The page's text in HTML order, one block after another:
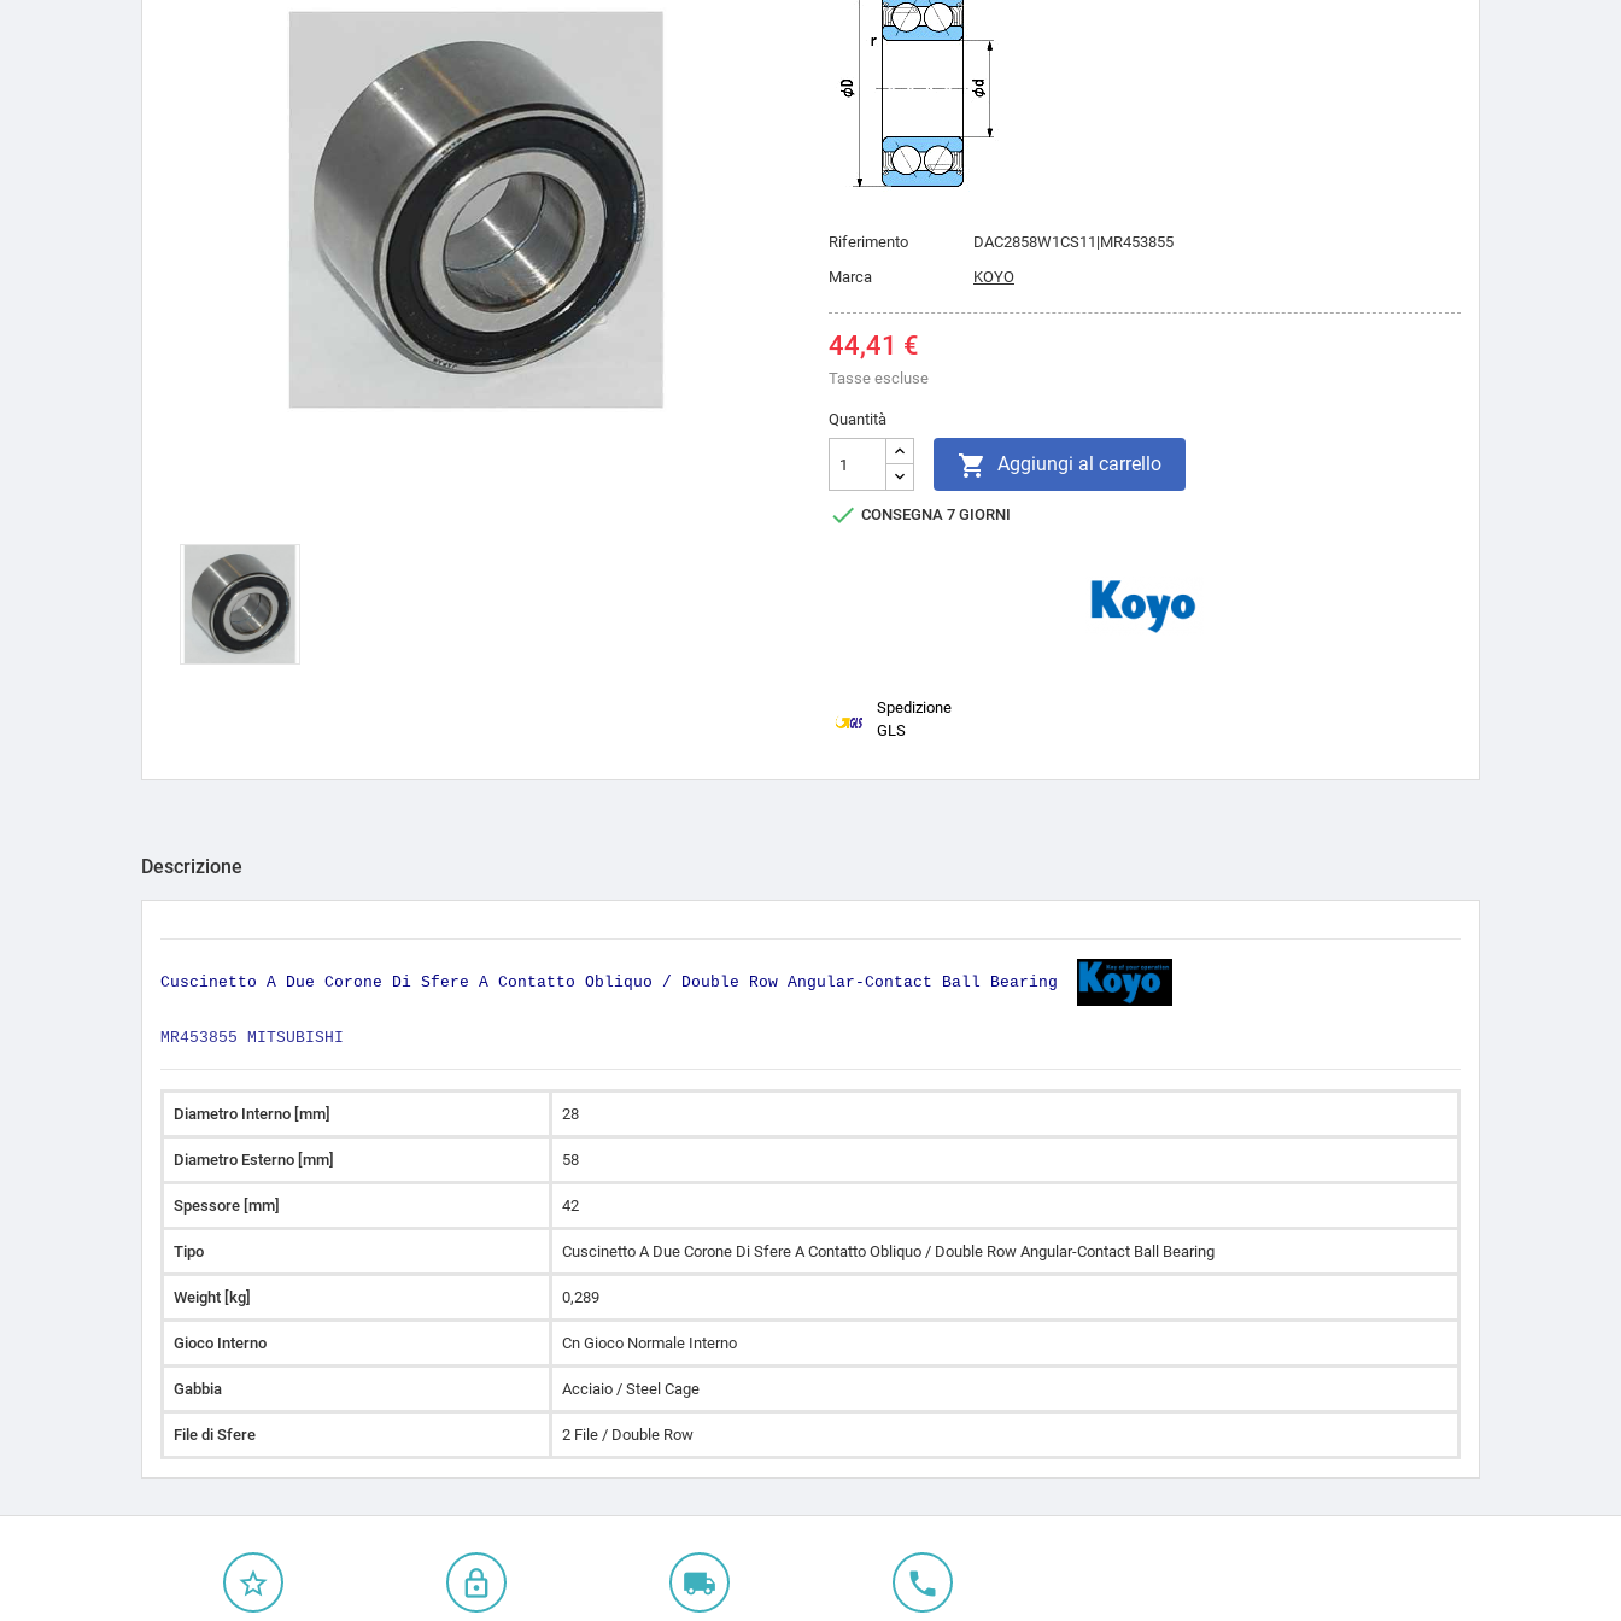
Riferimento
DAC2858W1CS11|MR453855
Marca
KOYO
44,41 €
Tasse escluse
Quantità
 Aggiungi al carrello
 CONSEGNA 7 GIORNI
Spedizione
GLS
Descrizione
Cuscinetto A Due Corone Di Sfere A Contatto Obliquo / Double Row Angular-Contact Ball Bearing
MR453855 MITSUBISHI
Diametro Interno [mm] 28
Diametro Esterno [mm] 58
Spessore [mm] 42
Tipo Cuscinetto A Due Corone Di Sfere A Contatto Obliquo / Double Row Angular-Contact Ball Bearing
Weight [kg] 0,289
Gioco Interno Cn Gioco Normale Interno
Gabbia Acciaio / Steel Cage
File di Sfere 2 File / Double Row
star_border lock_outline local_shipping local_phone